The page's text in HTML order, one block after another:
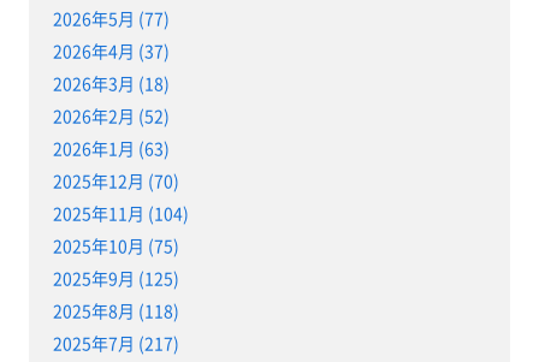
2026年5月 (77)
2026年4月 (37)
2026年3月 (18)
2026年2月 (52)
2026年1月 (63)
2025年12月 (70)
2025年11月 (104)
2025年10月 (75)
2025年9月 (125)
2025年8月 (118)
2025年7月 (217)